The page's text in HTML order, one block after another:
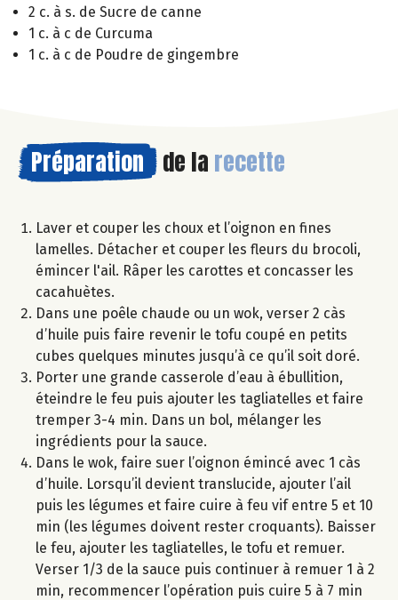
2 c. à s. de Sucre de canne
1 c. à c de Curcuma
1 c. à c de Poudre de gingembre
Préparation de la recette
Laver et couper les choux et l’oignon en fines
lamelles. Détacher et couper les fleurs du brocoli,
émincer l'ail. Râper les carottes et concasser les
cacahuètes.
Dans une poêle chaude ou un wok, verser 2 càs
d’huile puis faire revenir le tofu coupé en petits
cubes quelques minutes jusqu’à ce qu’il soit doré.
Porter une grande casserole d’eau à ébullition,
éteindre le feu puis ajouter les tagliatelles et faire
tremper 3-4 min. Dans un bol, mélanger les
ingrédients pour la sauce.
Dans le wok, faire suer l’oignon émincé avec 1 càs
d’huile. Lorsqu’il devient translucide, ajouter l’ail
puis les légumes et faire cuire à feu vif entre 5 et 10
min (les légumes doivent rester croquants). Baisser
le feu, ajouter les tagliatelles, le tofu et remuer.
Verser 1/3 de la sauce puis continuer à remuer 1 à 2
min, recommencer l’opération puis cuire 5 à 7 min